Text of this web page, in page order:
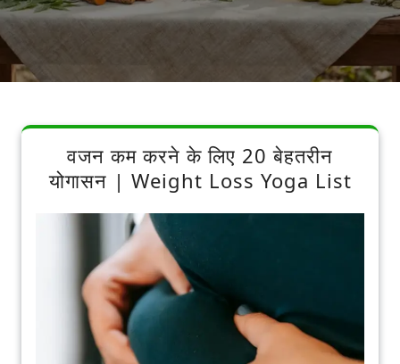
वजन कम करने के लिए 20 बेहतरीन
योगासन | Weight Loss Yoga List